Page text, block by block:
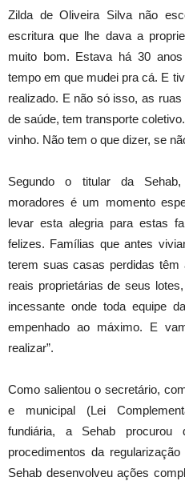
Zilda de Oliveira Silva não
escritura que lhe dava a
muito bom. Estava há 30
tempo em que mudei pra cá. E
realizado. E não só isso, as
de saúde, tem transporte
vinho. Não tem o que dizer, se
Segundo o titular da
moradores é um momento
levar esta alegria para estas
felizes. Famílias que antes
terem suas casas perdidas
reais proprietárias de seus
incessante onde toda equipe
empenhado ao máximo. E
realizar”.
Como salientou o secretário,
e municipal (Lei
fundiária, a Sehab procurou
procedimentos da
Sehab desenvolveu ações